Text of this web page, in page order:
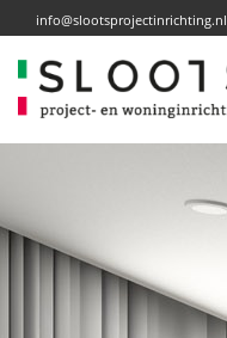
info@slootsprojectinrichting.nl
OVER SLOOTS